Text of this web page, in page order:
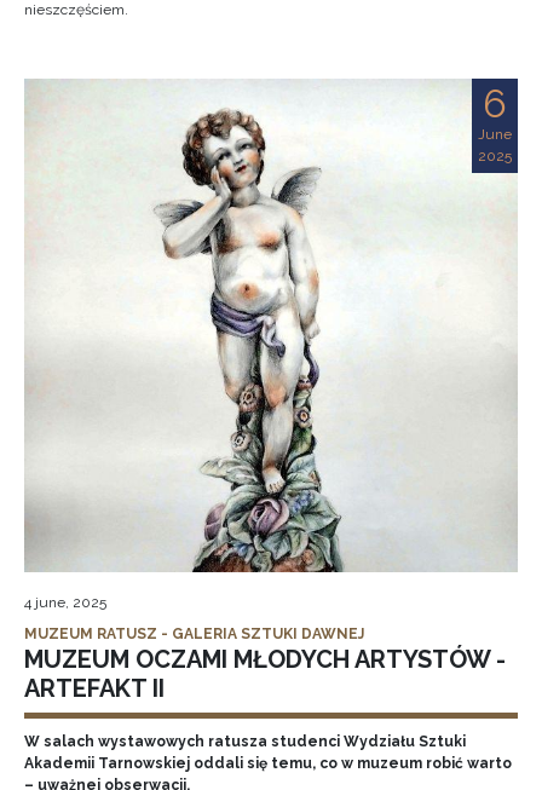
nieszczęściem.
6
June
2025
4 june, 2025
MUZEUM RATUSZ - GALERIA SZTUKI DAWNEJ
MUZEUM OCZAMI MŁODYCH ARTYSTÓW -
ARTEFAKT II
W salach wystawowych ratusza studenci Wydziału Sztuki
Akademii Tarnowskiej oddali się temu, co w muzeum robić warto
– uważnej obserwacji.